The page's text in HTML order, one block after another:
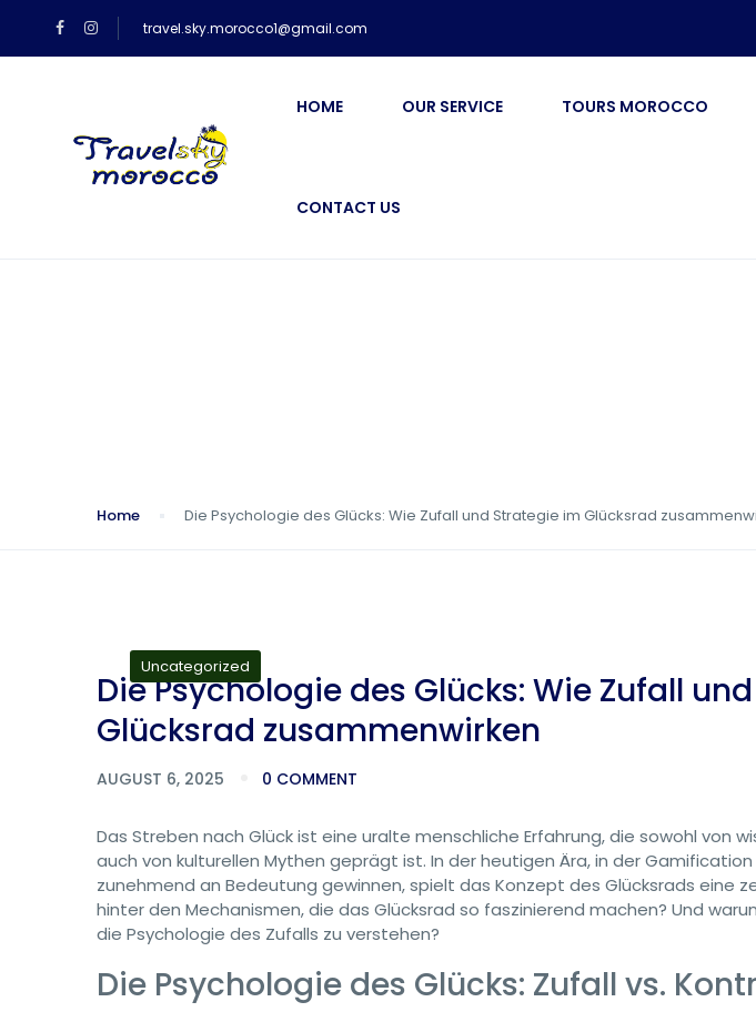
travel.sky.morocco1@gmail.com
HOME OUR SERVICE TOURS MOROCCO
CONTACT US
Home Die Psychologie des Glücks: Wie Zufall und Strategie im Glücksrad
Uncategorized
Die Psychologie des Glücks: Wie Zufall
Glücksrad zusammenwirken
AUGUST 6, 2025 0 COMMENT
Das Streben nach Glück ist eine uralte menschliche Erfahrung, die sowohl von
auch von kulturellen Mythen geprägt ist. In der heutigen Ära, in der
zunehmend an Bedeutung gewinnen, spielt das Konzept des Glücksrads eine
hinter den Mechanismen, die das Glücksrad so faszinierend machen? Und
die Psychologie des Zufalls zu verstehen?
Die Psychologie des Glücks: Zufall vs.